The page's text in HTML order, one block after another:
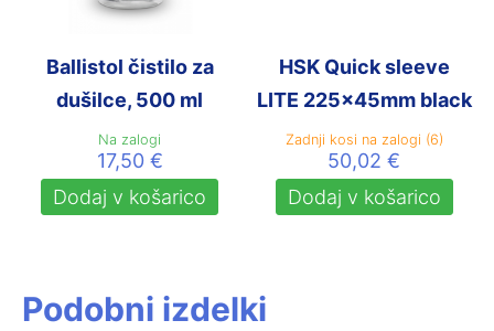
Ballistol čistilo za
dušilce, 500 ml
Na zalogi
17,50 €
Dodaj v košarico
HSK Quick sleeve
LITE 225x45mm black
Zadnji kosi na zalogi (6)
50,02€
Dodaj v košarico
Podobni izdelki